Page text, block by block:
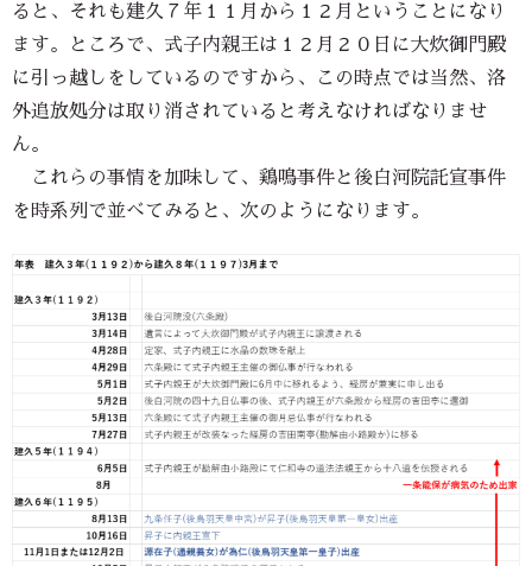
ると、それも建久７年１１月から１２月ということになり
ます。ところで、式子内親王は１２月２０日に大炊御門殿
に引っ越しをしているのですから、この時点では当然、洛
外追放処分は取り消されていると考えなければなりませ
ん。
これらの事情を加味して、鶏鳴事件と後白河院託宣事件
を時系列で並べてみると、次のようになります。